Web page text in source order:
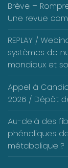
Brève –
Une revue
REPLAY /
systèmes de
mondiaux et
Appel à
2026 / Dépôt
Au-delà des
phénoliques
métabolique ?